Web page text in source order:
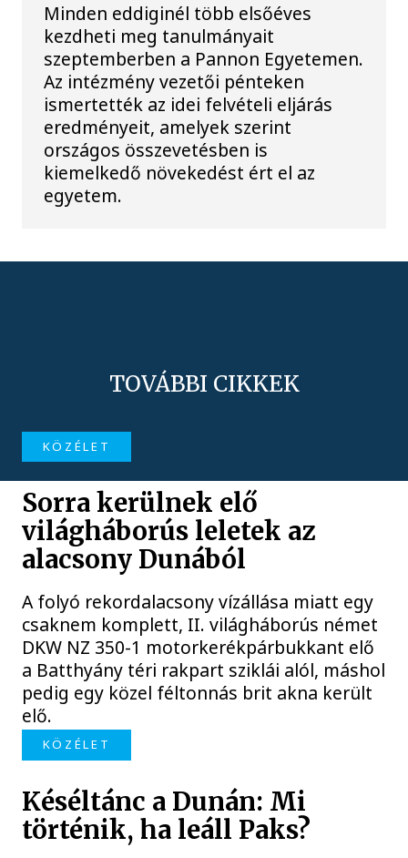
Minden eddiginél több elsőéves
kezdheti meg tanulmányait
szeptemberben a Pannon Egyetemen.
Az intézmény vezetői pénteken
ismertették az idei felvételi eljárás
eredményeit, amelyek szerint
országos összevetésben is
kiemelkedő növekedést ért el az
egyetem.
TOVÁBBI CIKKEK
KÖZÉLET
Sorra kerülnek elő
világháborús leletek az
alacsony Dunából
A folyó rekordalacsony vízállása miatt egy
csaknem komplett, II. világháborús német
DKW NZ 350-1 motorkerékpárbukkant elő
a Batthyány téri rakpart sziklái alól, máshol
pedig egy közel féltonnás brit akna került
elő.
KÖZÉLET
Késéltánc a Dunán: Mi
történik, ha leáll Paks?